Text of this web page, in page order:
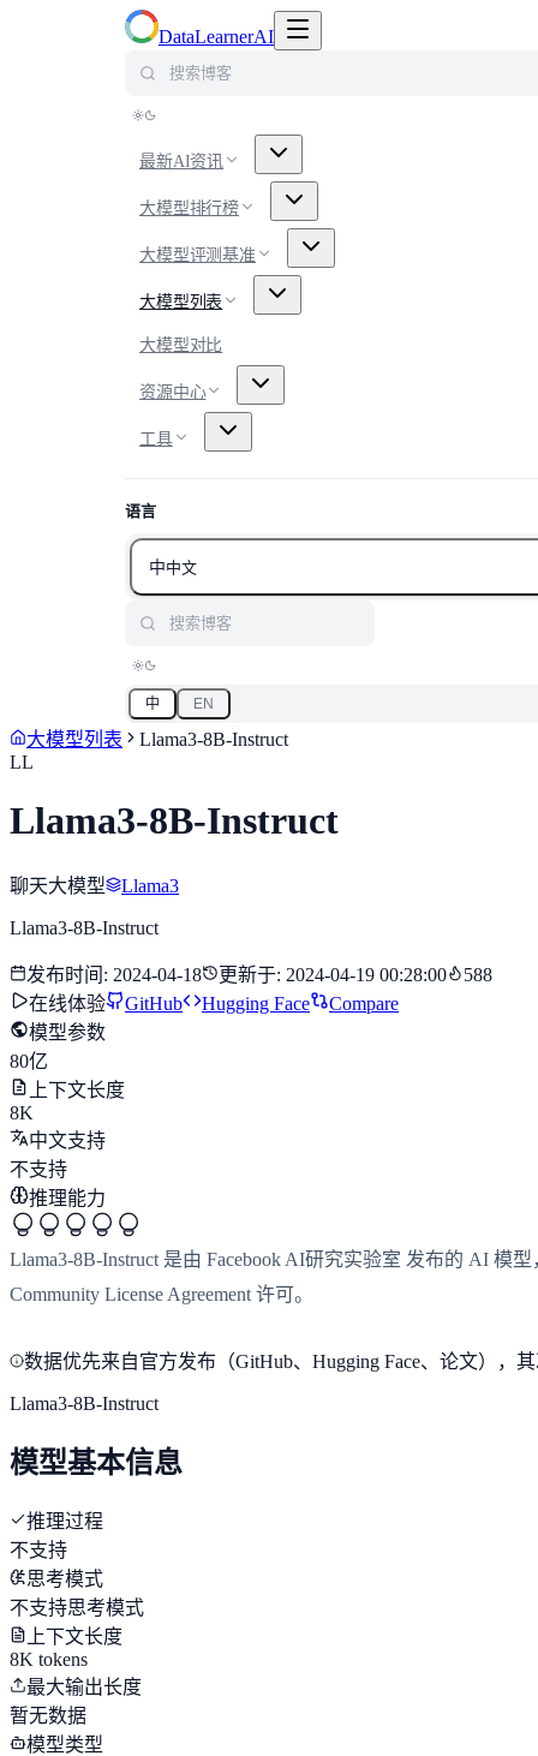
DataLearnerAI
最新AI资讯
大模型排行榜
大模型评测基准
大模型列表
大模型对比
资源中心
工具
语言
中中文
中 EN
大模型列表
Llama3-8B-Instruct
LL
Llama3-8B-Instruct
聊天大模型 Llama3
Llama3-8B-Instruct
发布时间 : 2024-04-18 更新于: 2024-04-19 00:28:00
588
在线体验
GitHub Hugging Face
Compare
模型参数
80亿
上下文长度
8K
中文支持
不支持
推理能力
Llama3-8B-Instruct 是由 Facebook AI研究实验室 发布的 AI 模
Community License Agreement 许可。
数据优先来自官方发布（GitHub、Hugging Face、论文），
Llama3-8B-Instruct
模型基本信息
推理过程
不支持
思考模式
不支持思考模式
上下文长度
8K tokens
最大输出长度
暂无数据
模型类型